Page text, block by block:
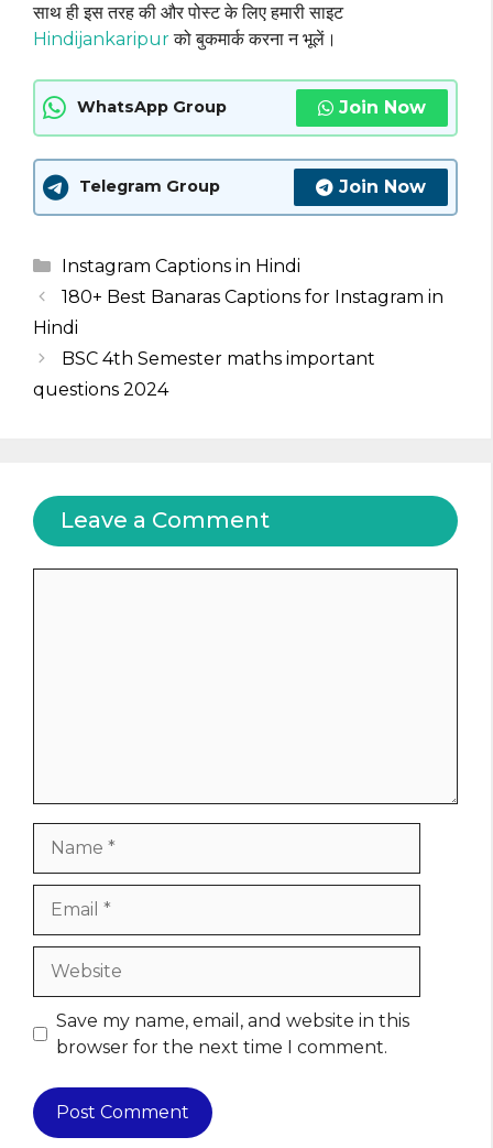
साथ ही इस तरह की और पोस्ट के लिए हमारी साइट
Hindijankaripurको बुकमार्क करना न भूलें।
WhatsApp Group Join Now
Telegram Group Join Now
Categories
Instagram Captions in Hindi
180+ Best Banaras Captions for Instagram in
Hindi
BSC 4th Semester maths important
questions 2024
Leave a Comment
Save my name, email, and website in this
browser for the next time I comment.